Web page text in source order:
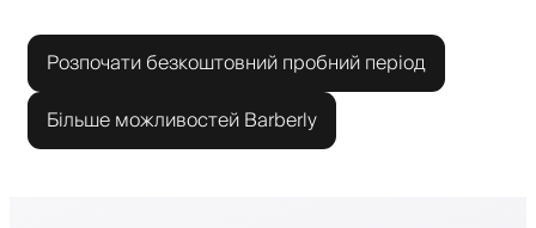
Розпочати безкоштовний пробний період
Більше можливостей Barberly